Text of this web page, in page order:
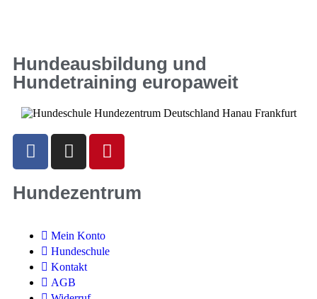
Hundeausbildung und
Hundetraining europaweit
Hundezentrum
Mein Konto
Hundeschule
Kontakt
AGB